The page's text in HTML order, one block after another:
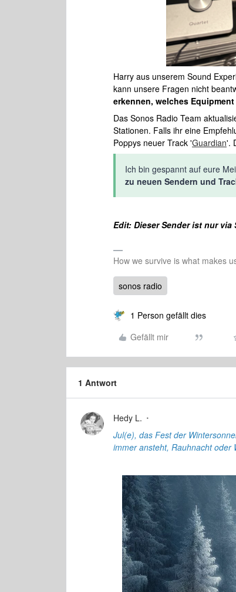
Harry aus unserem Sound
kann unsere Fragen nicht
erkennen, welches
Das Sonos Radio Team
Stationen. Falls ihr eine
Poppys neuer Track 'Guardian'.
Ich bin gespannt auf eure
zu neuen Sendern und
Edit: Dieser Sender ist nur via
How we survive is what makes
sonos radio
1 Person gefällt dies
Gefällt mir
1 Antwort
Hedy L.
Jul(e), das Fest der
immer ansteht, Rauhnacht oder